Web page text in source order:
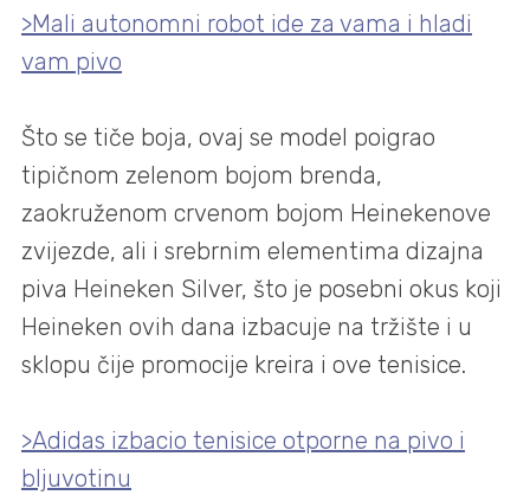
>Mali autonomni robot ide za vama i hladi
vam pivo
Što se tiče boja, ovaj se model poigrao
tipičnom zelenom bojom brenda,
zaokruženom crvenom bojom Heinekenove
zvijezde, ali i srebrnim elementima dizajna
piva Heineken Silver, što je posebni okus koji
Heineken ovih dana izbacuje na tržište i u
sklopu čije promocije kreira i ove tenisice.
>Adidas izbacio tenisice otporne na pivo i
bljuvotinu